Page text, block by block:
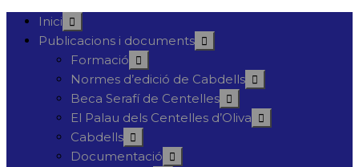
Inici
Publicacions i documents
Formació
Normes d’edició de Cabdells
Beca Serafí de Centelles
El Palau dels Centelles d’Oliva
Cabdells
Documentació